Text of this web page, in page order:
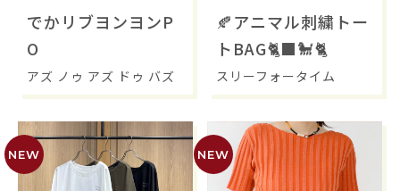
でかリブヨンヨンP
O
アズ ノゥ アズ ドゥ バズ
🍂アニマル刺繍トー
トBAG🐈‍⬛🐩🐈
スリーフォータイム